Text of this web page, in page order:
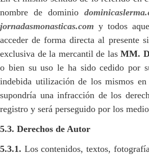
nombre de dominio
jornadasmonasticas.com y todos
acceder de forma directa al presente
exclusiva de la mercantil de lasMM.
o bien su uso le ha sido cedido por
indebida utilización de los mismos
supondría una infracción de los
registro y será perseguido por los
5.3. Derechos de Autor
5.3.1. Los contenidos, textos,